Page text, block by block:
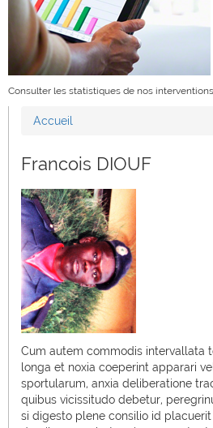
Consulter les statistiques de nos interventions
Accueil
Francois DIOUF
Cum autem commodis intervallata
longa et noxia coeperint apparari
sportularum, anxia deliberatione
quibus vicissitudo debetur,
si digesto plene consilio id